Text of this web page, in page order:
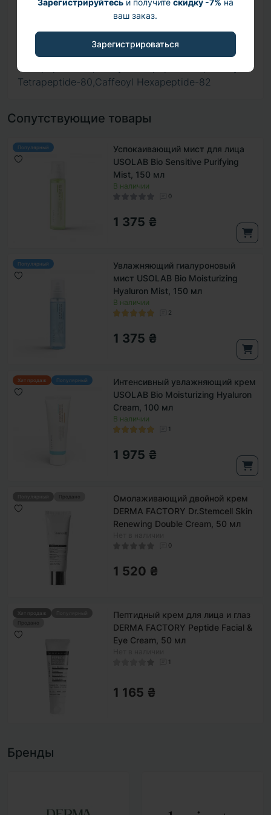
Зарегистрируйтесьи получите скидку -7% на
ваш заказ.
Зарегистрироваться
Tripeptide-1,Biotinoyl Tripeptide-1, Tetrapeptide-
38,Hexapeptide-2, Hexapeptide-10, Tetrapeptide-
21,Tripeptide-29,Galloyl Pentapeptide-74, Caffeoyl
Tetrapeptide-80,Galloyl Tetrapeptide-80,Feruloyl
Tetrapeptide-80,Caffeoyl Hexapeptide-82
Сопутствующие товары
Популярный
Успокаивающий мист для лица
USOLAB Bio Sensitive Purifying
Mist, 150 мл
В наличии
0
1 375 ₴
Популярный
Увлажняющий гиалуроновый
мист USOLAB Bio Moisturizing
Hyaluron Mist, 150 мл
В наличии
2
1 375 ₴
Хит продаж Популярный
Интенсивный увлажняющий крем
USOLAB Bio Moisturizing Hyaluron
Cream, 100 мл
В наличии
1
1 975 ₴
Продано
Омолаживающий двойной крем
DERMA FACTORY Dr.Stemcell Skin
Renewing Double Cream, 50 мл
0
1 520 ₴
Хит продаж
Продано
Пептидный крем для лица и глаз
DERMA FACTORY Peptide Facial &
Eye Cream, 50 мл
1
1 165 ₴
Бренды